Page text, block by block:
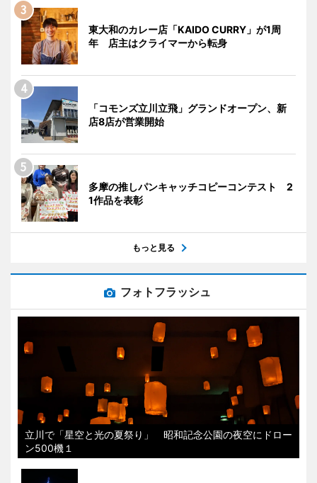
東大和のカレー店「KAIDO CURRY」が1周
年 店主はクライマーから転身
「コモンズ立川立飛」グランドオープン、新
店8店が営業開始
多摩の推しパンキャッチコピーコンテスト 2
1作品を表彰
もっと見る
フォトフラッシュ
立川で「星空と光の夏祭り」 昭和記念公園の夜空にドロー
ン500機１